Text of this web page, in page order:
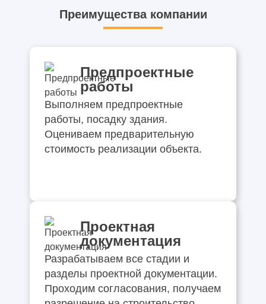
Преимущества компании
Предпроектные
работы
Выполняем предпроектные
работы, посадку здания.
Оцениваем предварительную
стоимость реализации объекта.
Проектная
документация
Разрабатываем все стадии и
разделы проектной документации.
Проходим согласования, получаем